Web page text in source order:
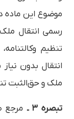
موضوع این ماده
رسمی انتقال
تنظیم
انتقال بدون
ملک و حق‌الثبت
تبصره ۳ ـ
مرجع